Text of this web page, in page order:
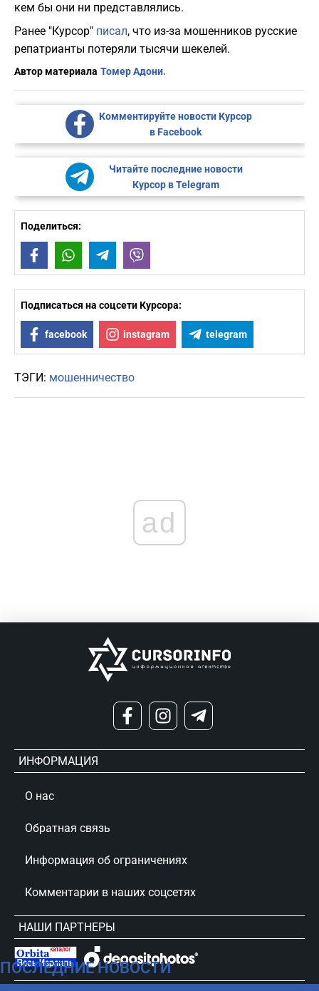
кем бы они ни представлялись.
Ранее "Курсор" писал, что из-за мошенников русские
репатрианты потеряли тысячи шекелей.
Автор материала Томер Адони.
Комментируйте новости Курсор
в Facebook
Читайте последние новости
Курсор в Telegram
Поделиться:
FacebookWhatsAppTelegram
Подписаться на соцсети Курсора:
facebook instagram telegram
ТЭГИ: мошенничество
ПОСЛЕДНИЕ НОВОСТИ
ad
ИНФОРМАЦИЯ
О нас
Обратная связь
Информация об ограничениях
Комментарии в наших соцсетях
НАШИ ПАРТНЕРЫ